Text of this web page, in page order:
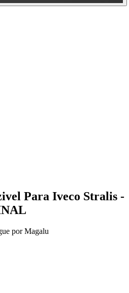
Para Iveco Stralis -
por Magalu